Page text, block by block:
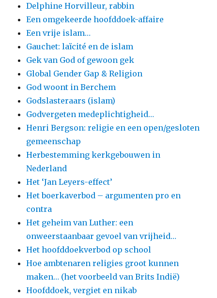
Delphine Horvilleur, rabbin
Een omgekeerde hoofddoek-affaire
Een vrije islam…
Gauchet: laïcité en de islam
Gek van God of gewoon gek
Global Gender Gap & Religion
God woont in Berchem
Godslasteraars (islam)
Godvergeten medeplichtigheid…
Henri Bergson: religie en een open/gesloten
gemeenschap
Herbestemming kerkgebouwen in
Nederland
Het ‘Jan Leyers-effect’
Het boerkaverbod – argumenten pro en
contra
Het geheim van Luther: een
onweerstaanbaar gevoel van vrijheid…
Het hoofddoekverbod op school
Hoe ambtenaren religies groot kunnen
maken… (het voorbeeld van Brits Indië)
Hoofddoek, vergiet en nikab